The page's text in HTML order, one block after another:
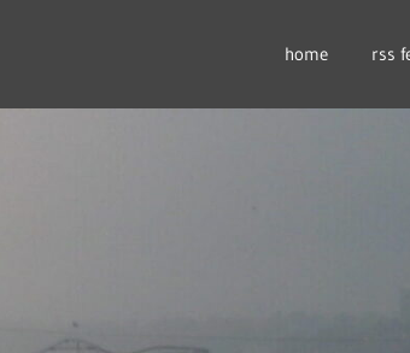
home rss